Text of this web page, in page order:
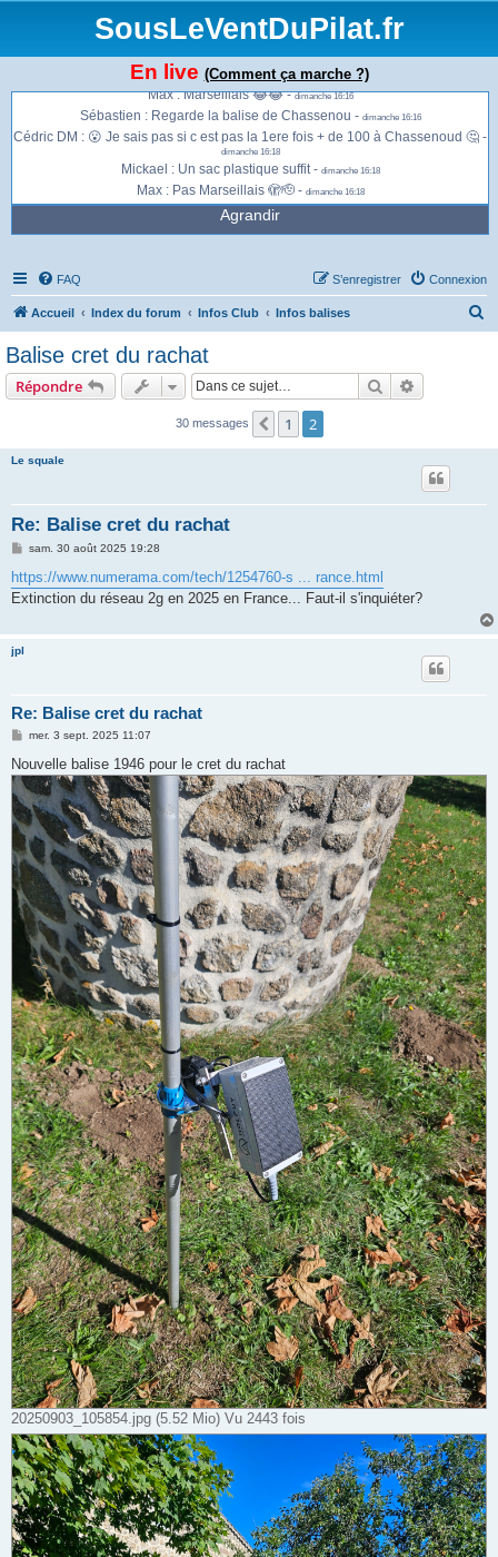
SousLeVentDuPilat.fr
En live (Comment ça marche ?)
Max : Chez moi c est passé de 5 km/h à 50 en 1 mn 😱 -dimanche 16:06
Sébastien : Nous ont vient d’avoir des rafales à 100km/h Idéal mini voile voir
sac à dos -dimanche 16:15
Max : Marseillais 😂😂 -dimanche 16:16
Sébastien : Regarde la balise de Chassenou - dimanche 16:16
Cédric DM : 😮 Je sais pas si c est pas la 1ere fois + de 100 à Chassenoud 🤔 -
dimanche 16:18
Mickael : Un sac plastique suffit - dimanche 16:18
Max : Pas Marseillais 🫣🫡 - dimanche 16:18
Agrandir
FAQ Connexion
S’enregistrer
Accueil Index du forum Infos Club Infos balises
Balise cret du rachat
Répondre Rechercher
30 messages Précédente
1 2
Le squale
Re: Balise cret du rachat
M
s
s
a
sam. 30 août 2025 19:28
https://www.numerama.com/tech/1254760-s ... rance.html
Extinction du réseau 2g en 2025 en France... Faut-il s'inquiéter?
jpl
Re: Balise cret du rachat
M
s
s
a
g
e
mer. 3 sept. 2025 11:07
Nouvelle balise 1946 pour le cret du rachat
20250903_105854.jpg (5.52 Mio) Vu 2443 fois